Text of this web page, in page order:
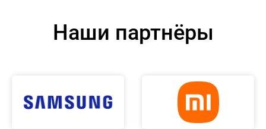
Наши партнёры